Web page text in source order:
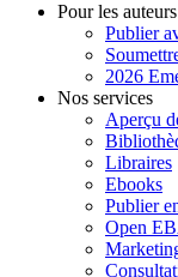
Pour les auteurs
Publier
2026
Nos services
Aperçu
Libraires
Ebooks
Publier
Open